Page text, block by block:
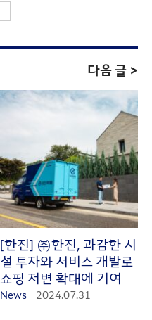
다음 글 >
[한진] ㈜한진, 과감한 시
설 투자와 서비스 개발로
쇼핑 저변 확대에 기여
News 2024.07.31